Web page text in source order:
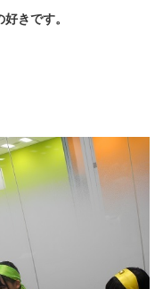
きです。